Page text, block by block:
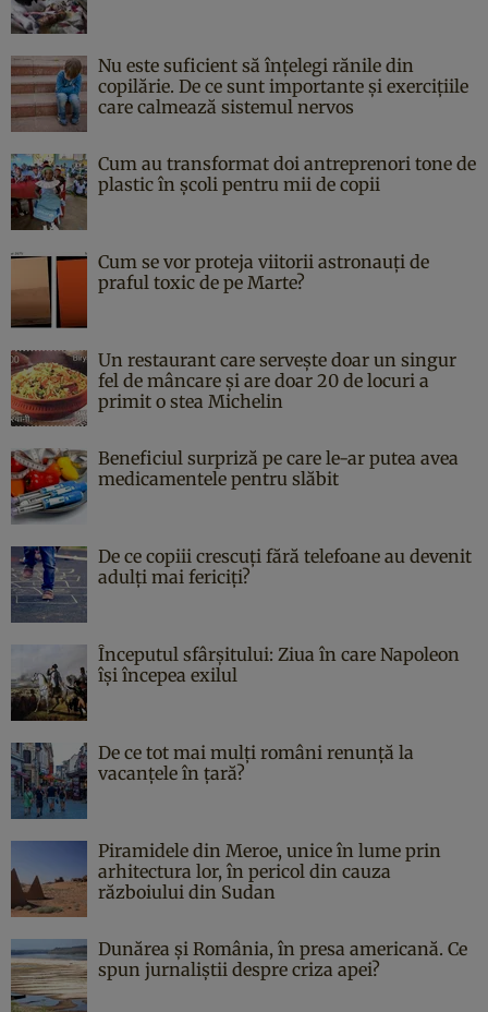
Nu este suficient să înțelegi rănile din
copilărie. De ce sunt importante și exercițiile
care calmează sistemul nervos
Cum au transformat doi antreprenori tone de
plastic în școli pentru mii de copii
Cum se vor proteja viitorii astronauți de
praful toxic de pe Marte?
Un restaurant care servește doar un singur
fel de mâncare și are doar 20 de locuri a
primit o stea Michelin
Beneficiul surpriză pe care le-ar putea avea
medicamentele pentru slăbit
De ce copiii crescuți fără telefoane au devenit
adulți mai fericiți?
Începutul sfârşitului: Ziua în care Napoleon
îşi începea exilul
De ce tot mai mulți români renunță la
vacanțele în țară?
Piramidele din Meroe, unice în lume prin
arhitectura lor, în pericol din cauza
războiului din Sudan
Dunărea și România, în presa americană. Ce
spun jurnaliștii despre criza apei?